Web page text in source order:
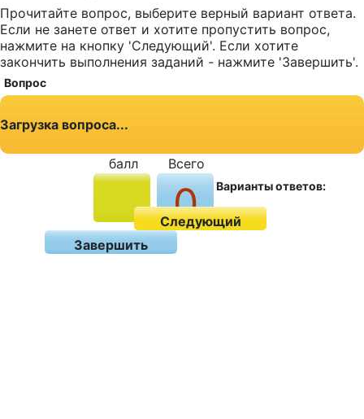
Прочитайте вопрос, выберите верный вариант ответа.
Если не занете ответ и хотите пропустить вопрос,
нажмите на кнопку 'Следующий'. Если хотите
закончить выполнения заданий - нажмите 'Завершить'.
Вопрос
Загрузка вопроса...
балл Всего
0 Варианты ответов:
Следующий
Завершить